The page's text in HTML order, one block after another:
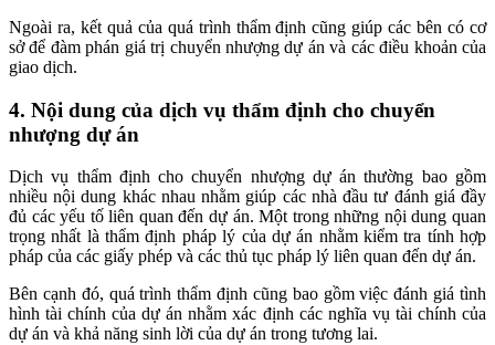
Ngoài ra, kết quả của quá trình thẩm định cũng giúp các bên có cơ
sở để đàm phán giá trị chuyển nhượng dự án và các điều khoản của
giao dịch.
4. Nội dung của dịch vụ thẩm định cho chuyển
nhượng dự án
Dịch vụ thẩm định cho chuyển nhượng dự án thường bao gồm
nhiều nội dung khác nhau nhằm giúp các nhà đầu tư đánh giá đầy
đủ các yếu tố liên quan đến dự án. Một trong những nội dung quan
trọng nhất là thẩm định pháp lý của dự án nhằm kiểm tra tính hợp
pháp của các giấy phép và các thủ tục pháp lý liên quan đến dự án.
Bên cạnh đó, quá trình thẩm định cũng bao gồm việc đánh giá tình
hình tài chính của dự án nhằm xác định các nghĩa vụ tài chính của
dự án và khả năng sinh lời của dự án trong tương lai.